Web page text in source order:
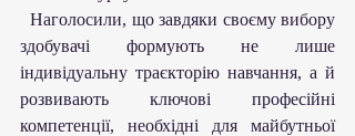
здобувачі формують не лише
індивідуальну траєкторію навчання, а й
розвивають ключові професійні
компетенції, необхідні для майбутньої